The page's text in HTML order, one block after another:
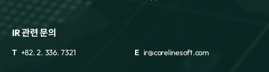
IR 관련 문의
T +82. 2. 336. 7321 E ir@corelinesoft.com